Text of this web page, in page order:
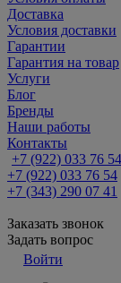
Доставка
Условия доставки
Гарантии
Гарантия на товар
Услуги
Блог
Бренды
Наши работы
Контакты
+7 (922) 033 76 54
+7 (922) 033 76 54
+7 (343) 290 07 41
Заказать звонок
Задать вопрос
Войти